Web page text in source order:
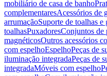
mobiliário de casa de banho
complementaresAcessórios de
arrumaçãoSuporte de toalhas e
toalhasPuxadoresConjuntos de
magnéticosOutros acessórios
com espelhoEspelhoPeças de
iluminação integradaPeças de
integradaMóveis com espelho